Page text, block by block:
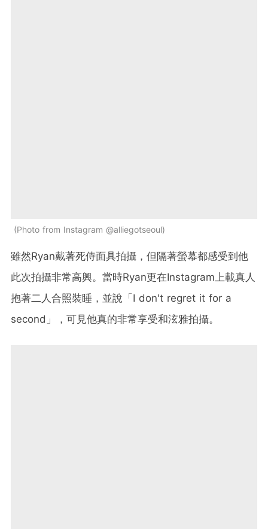
Photo from Instagram @alliegotseoul
雖然Ryan戴著死侍面具拍攝，但隔著螢幕都感受到他
此次拍攝非常高興。當時Ryan更在Instagram上載真人
抱著二人合照裝睡，並說「I don't regret it for a
second」，可見他真的非常享受和泫雅拍攝。